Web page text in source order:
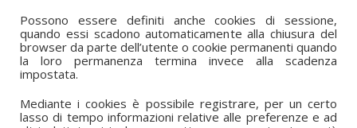
Possono essere definiti anche cookies di sessione,
quando essi scadono automaticamente alla chiusura del
browser da parte dell’utente o cookie permanenti quando
la loro permanenza termina invece alla scadenza
impostata.
Mediante i cookies è possibile registrare, per un certo
lasso di tempo informazioni relative alle preferenze e ad